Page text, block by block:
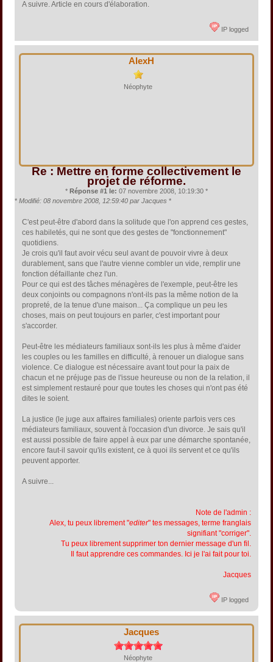
A suivre. Article en cours d'élaboration.
IP logged
AlexH
Néophyte
Re : Mettre en forme collectivement le
projet de réforme.
* Réponse #1 le: 07 novembre 2008, 10:19:30 *
* Modifié: 08 novembre 2008, 12:59:40 par Jacques *
C'est peut-être d'abord dans la solitude que l'on apprend ces gestes,
ces habiletés, qui ne sont que des gestes de "fonctionnement"
quotidiens.
Je crois qu'il faut avoir vécu seul avant de pouvoir vivre à deux
durablement, sans que l'autre vienne combler un vide, remplir une
fonction défaillante chez l'un.
Pour ce qui est des tâches ménagères de l'exemple, peut-être les
deux conjoints ou compagnons n'ont-ils pas la même notion de la
propreté, de la tenue d'une maison... Ça complique un peu les
choses, mais on peut toujours en parler, c'est important pour
s'accorder.
Peut-être les médiateurs familiaux sont-ils les plus à même d'aider
les couples ou les familles en difficulté, à renouer un dialogue sans
violence. Ce dialogue est nécessaire avant tout pour la paix de
chacun et ne préjuge pas de l'issue heureuse ou non de la relation, il
est simplement restauré pour que toutes les choses qui n'ont pas été
dites le soient.
La justice (le juge aux affaires familiales) oriente parfois vers ces
médiateurs familiaux, souvent à l'occasion d'un divorce. Je sais qu'il
est aussi possible de faire appel à eux par une démarche spontanée,
encore faut-il savoir qu'ils existent, ce à quoi ils servent et ce qu'ils
peuvent apporter.
A suivre...
Note de l'admin :
Alex, tu peux librement "editer" tes messages, terme franglais
signifiant "corriger".
Tu peux librement supprimer ton dernier message d'un fil.
Il faut apprendre ces commandes. Ici je l'ai fait pour toi.
Jacques
IP logged
Jacques
Néophyte